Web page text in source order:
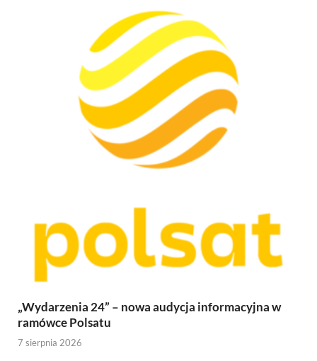
„Wydarzenia 24” – nowa audycja informacyjna w
ramówce Polsatu
7 sierpnia 2026